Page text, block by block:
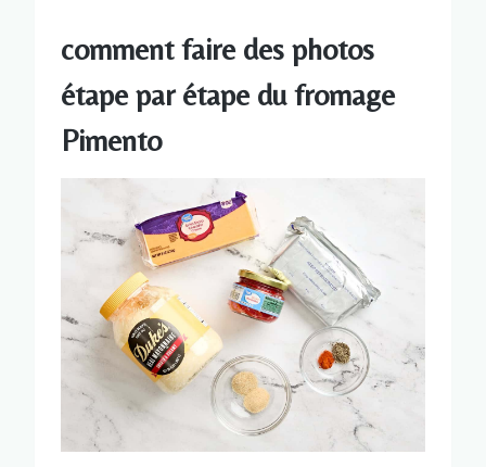
comment faire des photos
étape par étape du fromage
Pimento